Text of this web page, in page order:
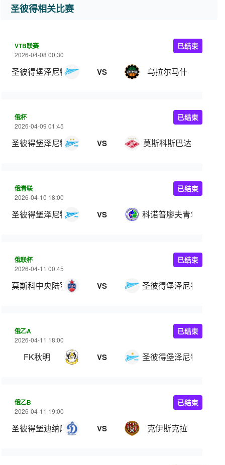
圣彼得相关比赛
VTB联赛
2026-04-08 00:30
圣彼得堡泽尼特 VS 乌拉尔马什
已结束
俄杯
2026-04-09 01:45
圣彼得堡泽尼特 VS 莫斯科斯巴达
已结束
俄青联
2026-04-10 18:00
圣彼得堡泽尼特青年队 VS 科诺普廖夫青年队
已结束
俄联杯
2026-04-11 00:45
莫斯科中央陆军 VS 圣彼得堡泽尼特
已结束
俄乙A
2026-04-11 18:00
FK秋明 VS 圣彼得堡泽尼特B队
已结束
俄乙B
2026-04-11 19:00
圣彼得堡迪纳摩 VS 克伊斯克拉
已结束